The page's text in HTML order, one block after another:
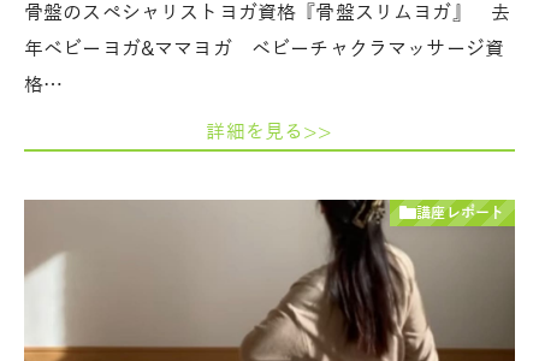
骨盤のスペシャリストヨガ資格『骨盤スリムヨガ』 去
年ベビーヨガ&ママヨガ ベビーチャクラマッサージ資
格…
詳細を見る>>
講座レポート